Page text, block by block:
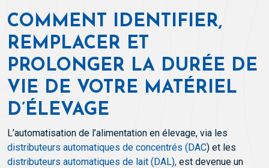
COMMENT IDENTIFIER,
REMPLACER ET
PROLONGER LA DURÉE DE
VIE DE VOTRE MATÉRIEL
D’ÉLEVAGE
L’automatisation de l’alimentation en élevage, via les
distributeurs automatiques de concentrés (DAC) et les
distributeurs automatiques de lait (DAL), est devenue un